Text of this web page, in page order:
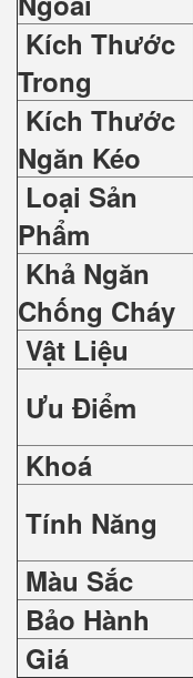
Kích Thước
Trong
Kích Thước
Ngăn Kéo
Loại Sản
Phẩm
Khả Ngăn
Chống Cháy
Vật Liệu
Ưu Điểm
Khoá
Tính Năng
Màu Sắc
Bảo Hành
Giá